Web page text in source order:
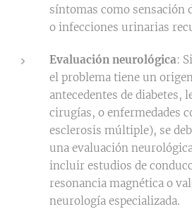
síntomas como sensación
o infecciones urinarias
Evaluación neurológica:
el problema tiene un
antecedentes de diabetes,
cirugías, o enfermedades
esclerosis múltiple), se
una evaluación
incluir estudios de
resonancia magnética o
neurología especializada.